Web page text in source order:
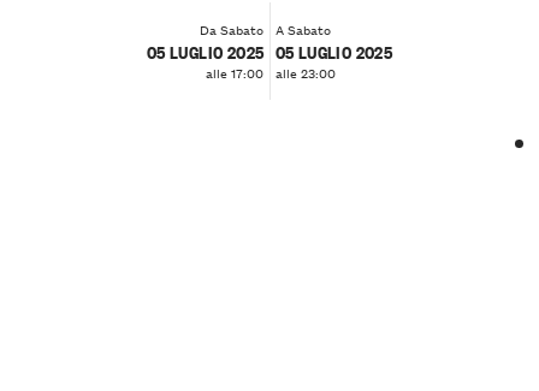
Da Sabato
05 LUGLIO 2025
alle 17:00
A Sabato
05 LUGLIO 2025
alle 23:00